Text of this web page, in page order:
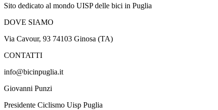
Sito dedicato al mondo UISP delle bici in Puglia
DOVE SIAMO
Via Cavour, 93 74103 Ginosa (TA)
CONTATTI
info@bicinpuglia.it
Giovanni Punzi
Presidente Ciclismo Uisp Puglia